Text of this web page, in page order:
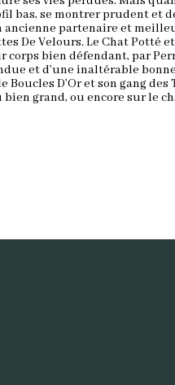
bas, se montrer prudent et
ancienne partenaire et
De Velours. Le Chat Potté
corps bien défendant, par
et d’une inaltérable
Boucles D’Or et son gang
grand, ou encore sur le